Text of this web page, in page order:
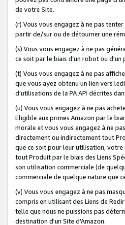
de votre Site.
(r) Vous vous engagez à ne pas
partir de/sur ou de détourner une
(s) Vous vous engagez à ne pas
ce soit par le biais d'un robot ou d'un
(t) Vous vous engagez à ne pas
que vous ayez obtenu un lien vers
d’utilisations de la PA API décrites
(u) Vous vous engagez à ne pas
Eligible aux primes Amazon par le
morale et vous vous engagez à ne
directement ou indirectement tout
que ce soit pour leur utilisation,
tout Produit par le biais des Liens
son utilisation commerciale (de
commerciale de quelque nature que
(v) Vous vous engagez à ne pas
compris en utilisant des Liens de
telle que nous ne puissions pas
destination d'un Site d'Amazon.